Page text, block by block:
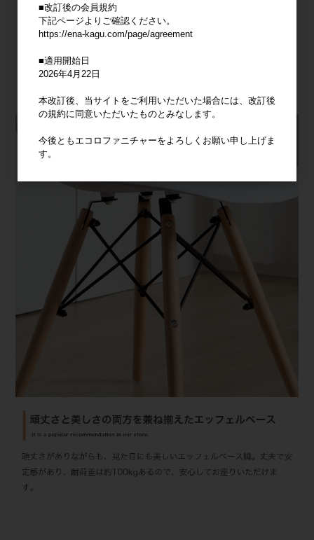
■改訂後の会員規約
下記ページよりご確認ください。
https://ena-kagu.com/page/agreement
■適用開始日
2026年4月22日
本改訂後、当サイトをご利用いただいた場合には、改訂後
の規約に同意いただいたものとみなします。
今後ともエコロファニチャーをよろしくお願い申し上げま
す。